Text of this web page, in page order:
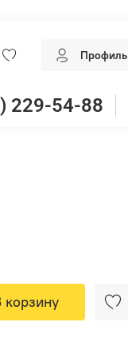
Профиль
229-54-88
корзину